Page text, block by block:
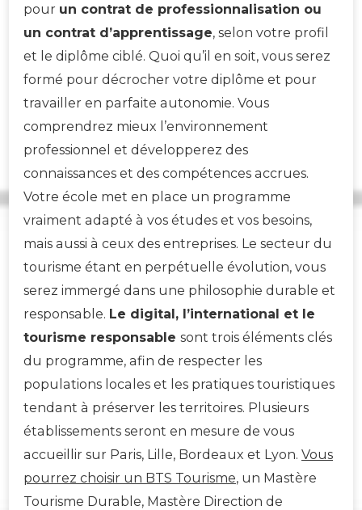
pour un contrat de professionnalisation ou
un contrat d’apprentissage, selon votre profil
et le diplôme ciblé. Quoi qu’il en soit, vous serez
formé pour décrocher votre diplôme et pour
travailler en parfaite autonomie. Vous
comprendrez mieux l’environnement
professionnel et développerez des
connaissances et des compétences accrues.
Votre école met en place un programme
vraiment adapté à vos études et vos besoins,
mais aussi à ceux des entreprises. Le secteur du
tourisme étant en perpétuelle évolution, vous
serez immergé dans une philosophie durable et
responsable. Le digital, l’international et le
tourisme responsable sont trois éléments clés
du programme, afin de respecter les
populations locales et les pratiques touristiques
tendant à préserver les territoires. Plusieurs
établissements seront en mesure de vous
accueillir sur Paris, Lille, Bordeaux et Lyon. Vous
pourrez choisir un BTS Tourisme, un Mastère
Tourisme Durable, Mastère Direction de